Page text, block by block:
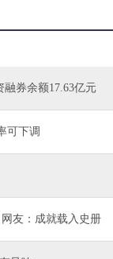
融券余额17.63亿元
可下调
友：成就载入史册